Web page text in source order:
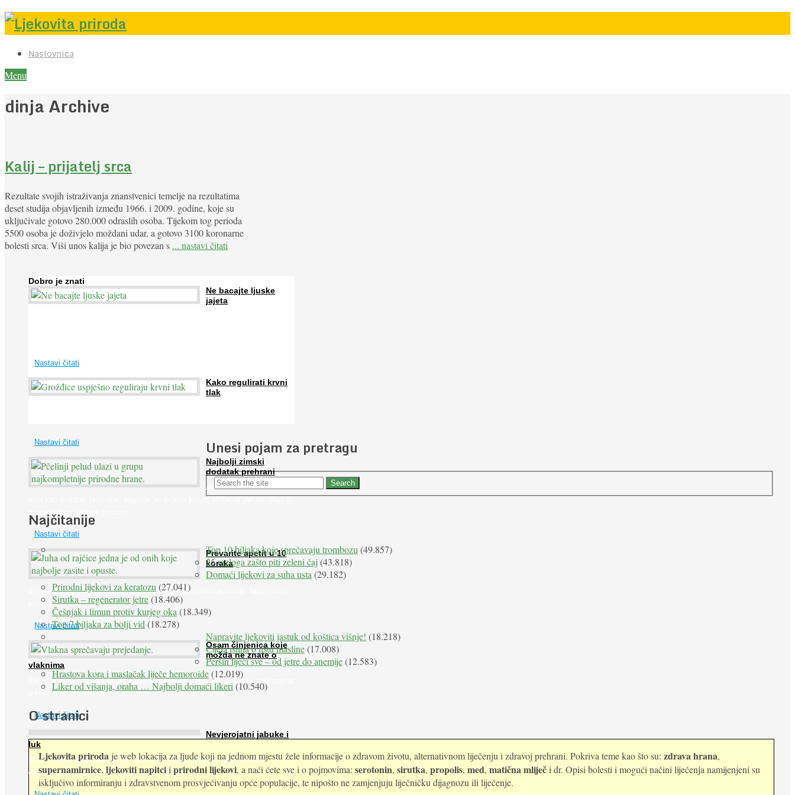
Naslovnica
Menu
dinja Archive
Kalij – prijatelj srca
Rezultate svojih istraživanja znanstvenici temelje na rezultatima
deset studija objavljenih između 1966. i 2009. godine, koje su
uključivale gotovo 280.000 odraslih osoba. Tijekom tog perioda
5500 osoba je doživjelo moždani udar, a gotovo 3100 koronarne
bolesti srca. Viši unos kalija je bio povezan s ... nastavi čitati
Dobro je znati
Ne bacajte ljuske
jajeta
Nastavi čitati
Kako regulirati krvni
tlak
Nastavi čitati
Najbolji zimski
dodatak prehrani
Ako se pitate što nabaviti
grupu najkompletnije prirodne ...
Nastavi čitati
Prevarite apetit u 10
koraka
Želudac teško trpi stroge
dijete i gladovanje, no srećom po nas može ga se lako zavarati. Nezdravu i
pretjeranu želju ...
Nastavi čitati
Osam činjenica koje
možda ne znate o
vlaknima
Evo zašto su vlakna važna i zašto nas bombardiraju reklamama i pakiranjima
u kojima obećavaju najviši postotak vlakana ... 1. Vlakna ...
Nastavi čitati
Nevjerojatni jabuke i
luk
Muče li vas tegobe vezane uz srce, oči i živce, od kojih pati većina
dijabetičara u kasnijem stadiju bolesti, jabuke ...
Unesi pojam za pretragu
Najčitanije
Top 10 biljaka koje sprečavaju trombozu (49.857)
25 razloga zašto piti zeleni čaj (43.818)
Domaći lijekovi za suha usta (29.182)
Prirodni lijekovi za keratozu (27.041)
Sirutka – regenerator jetre(18.406)
Češnjak i limun protiv kurjeg oka (18.349)
Top 7 biljaka za bolji vid (18.278)
Napravite ljekoviti jastuk od koštica višnje! (18.218)
Cijela istina o listu masline(17.008)
Peršin liječi sve – od jetre do anemije(12.583)
Hrastova kora i maslačak liječe hemoroide(12.019)
Liker od višanja, oraha … Najbolji domaći likeri (10.540)
O stranici
Ljekovita prirodaje web lokacija za ljude koji na jednom mjestu žele informacije o zdravom životu, alternativnom liječenju i zdravoj prehrani. Pokriva teme kao što su: zdrava hrana,
supernamirnice,ljekoviti napitciiprirodni lijekovi, a naći ćete sve i o pojmovima: serotonin, sirutka, propolis, med, matična mliječi dr. Opisi bolesti i mogući načini liječenja namijenjeni su
isključivo informiranju i zdravstvenom prosvjećivanju opće populacije, te nipošto ne zamjenjuju liječničku dijagnozu ili liječenje.